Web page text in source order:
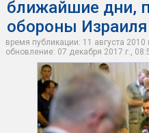
ближайшие дни,
обороны Израиля
время публикации: 11 августа
обновление: 07 декабря 2017 г.,